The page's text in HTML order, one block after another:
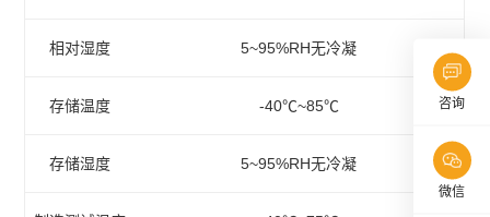
咨询
微信
相对湿度 5~95%RH无冷凝
存储温度 -40℃~85℃
存储湿度 5~95%RH无冷凝